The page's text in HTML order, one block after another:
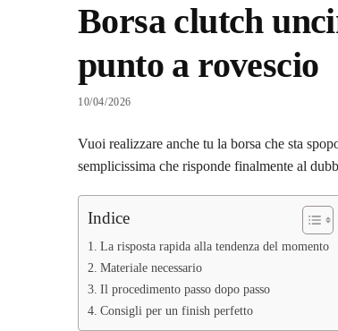
Borsa clutch
punto a rovescio
10/04/2026
Vuoi realizzare anche tu la borsa che sta
semplicissima che risponde finalmente al
Indice
La risposta rapida alla tendenza del momento
Materiale necessario
Il procedimento passo dopo passo
Consigli per un finish perfetto